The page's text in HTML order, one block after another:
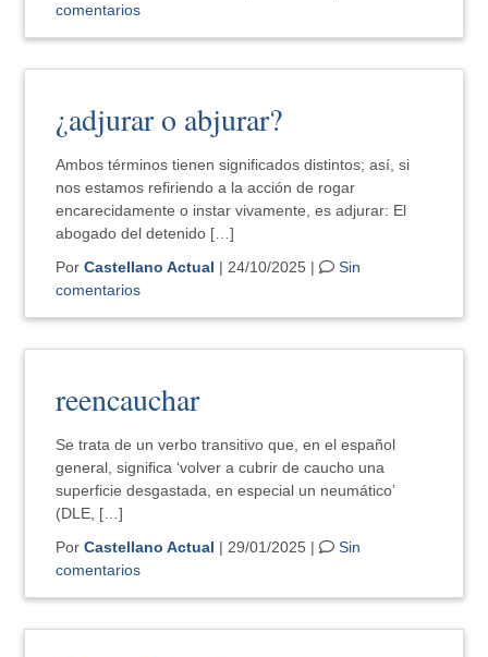
comentarios
¿adjurar o abjurar?
Ambos términos tienen significados distintos; así, si
nos estamos refiriendo a la acción de rogar
encarecidamente o instar vivamente, es adjurar: El
abogado del detenido […]
PorCastellano Actual | 24/10/2025 |
Sin
comentarios
reencauchar
Se trata de un verbo transitivo que, en el español
general, significa ‘volver a cubrir de caucho una
superficie desgastada, en especial un neumático’
(DLE, […]
PorCastellano Actual | 29/01/2025 |
Sin
comentarios